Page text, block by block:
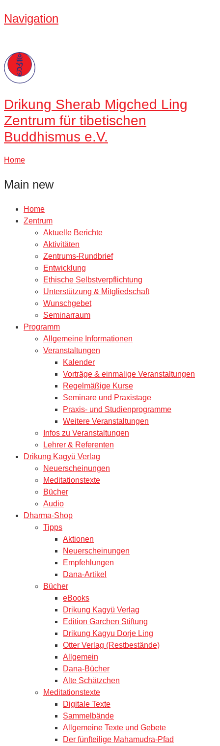
Navigation
Drikung Sherab Migched Ling
Zentrum für tibetischen
Buddhismus e.V.
Home
Main new
Home
Zentrum
Aktuelle Berichte
Aktivitäten
Zentrums-Rundbrief
Entwicklung
Ethische Selbstverpflichtung
Unterstützung & Mitgliedschaft
Wunschgebet
Seminarraum
Programm
Allgemeine Informationen
Veranstaltungen
Kalender
Vorträge & einmalige Veranstaltungen
Regelmäßige Kurse
Seminare und Praxistage
Praxis- und Studienprogramme
Weitere Veranstaltungen
Infos zu Veranstaltungen
Lehrer & Referenten
Drikung Kagyü Verlag
Neuerscheinungen
Meditationstexte
Bücher
Audio
Dharma-Shop
Tipps
Aktionen
Neuerscheinungen
Empfehlungen
Dana-Artikel
Bücher
eBooks
Drikung Kagyü Verlag
Edition Garchen Stiftung
Drikung Kagyu Dorje Ling
Otter Verlag (Restbestände)
Allgemein
Dana-Bücher
Alte Schätzchen
Meditationstexte
Digitale Texte
Sammelbände
Allgemeine Texte und Gebete
Der fünfteilige Mahamudra-Pfad